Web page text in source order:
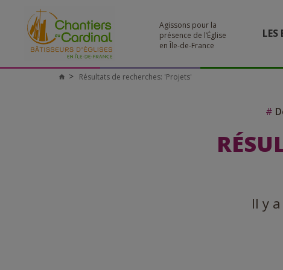
Agissons pour la
présence de l’Église
en Île-de-France
LES
Chantiers
Résultats de recherches: 'Projets'
#
Il y